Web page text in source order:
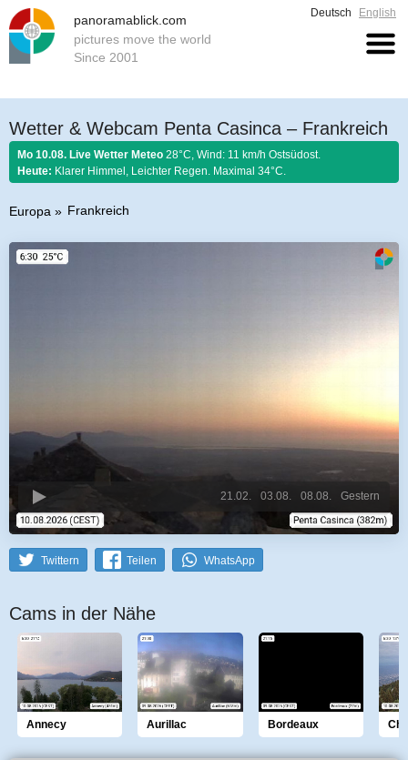
panoramablick.com
pictures move the world
Since 2001
Deutsch English
Wetter & Webcam Penta Casinca – Frankreich
Mo 10.08. Live Wetter Meteo 28°C, Wind: 11 km/h Ostsüdost.
Heute: Klarer Himmel, Leichter Regen. Maximal 34°C.
Europa Frankreich
Gestern
08.08.
03.08.
21.02.
Twittern Teilen WhatsApp
Cams in der Nähe
Annecy Aurillac Bordeaux